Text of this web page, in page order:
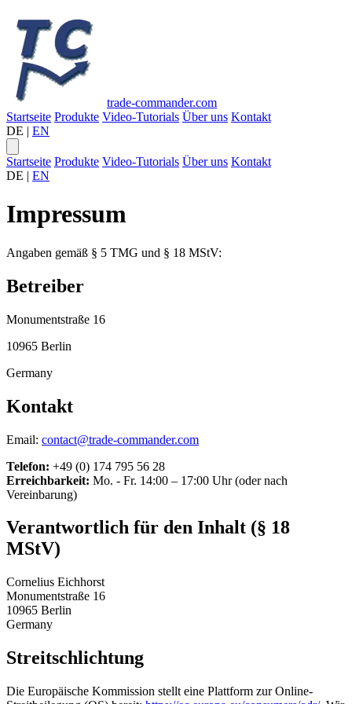
trade-commander.com
Startseite Produkte Video-Tutorials Über uns Kontakt
DE | EN
Startseite Produkte Video-Tutorials Über uns Kontakt
DE | EN
Impressum
Angaben gemäß § 5 TMG und § 18 MStV:
Betreiber
Monumentstraße 16
10965 Berlin
Germany
Kontakt
Email: contact@trade-commander.com
Telefon: +49 (0) 174 795 56 28
Erreichbarkeit: Mo. - Fr. 14:00 – 17:00 Uhr (oder nach
Vereinbarung)
Verantwortlich für den Inhalt (§ 18
MStV)
Cornelius Eichhorst
Monumentstraße 16
10965 Berlin
Germany
Streitschlichtung
Die Europäische Kommission stellt eine Plattform zur Online-